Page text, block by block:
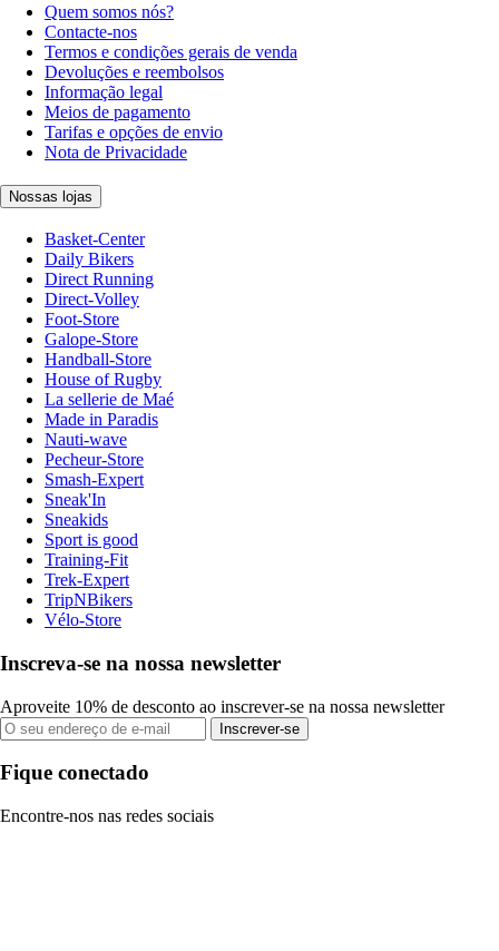
Quem somos nós?
Contacte-nos
Termos e condições gerais de venda
Devoluções e reembolsos
Informação legal
Meios de pagamento
Tarifas e opções de envio
Nota de Privacidade
Nossas lojas
Basket-Center
Daily Bikers
Direct Running
Direct-Volley
Foot-Store
Galope-Store
Handball-Store
House of Rugby
La sellerie de Maé
Made in Paradis
Nauti-wave
Pecheur-Store
Smash-Expert
Sneak'In
Sneakids
Sport is good
Training-Fit
Trek-Expert
TripNBikers
Vélo-Store
Inscreva-se na nossa newsletter
Aproveite 10% de desconto ao inscrever-se na nossa newsletter
Inscrever-se
Fique conectado
Encontre-nos nas redes sociais